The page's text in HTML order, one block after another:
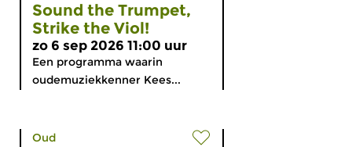
Sound the Trumpet,
Strike the Viol!
zo 6 sep 2026 11:00 uur
Een programma waarin
oudemuziekkenner Kees...
Oud